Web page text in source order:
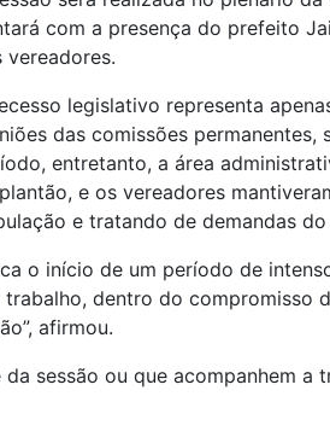
com a presença do prefeito
vereadores.
legislativo representa
das comissões
entretanto, a área
e os vereadores
e tratando de demandas
o início de um período de
dentro do compromisso
afirmou.
sessão ou que acompanhem a